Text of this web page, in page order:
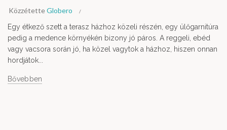
KözzétetteGlobero
Egy étkező szett a terasz házhoz közeli részén, egy ülőgarnitúra
pedig a medence környékén bizony jó páros. A reggeli, ebéd
vagy vacsora során jó, ha közel vagytok a házhoz, hiszen onnan
hordjátok...
Bővebben